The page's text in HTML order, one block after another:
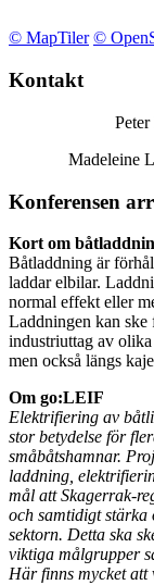
© MapTiler ©
Kontakt
Madeleine
Konferensen
Kort om
Båtladdning är
laddar elbilar.
normal effekt eller
Laddningen kan ske
industriuttag av olika
men också längs
Om go:LEIF
Elektrifiering av
stor betydelse för
småbåtshamnar.
laddning,
mål att Skagerrak-
och samtidigt stärka
sektorn. Detta ska
viktiga målgrupper
Här finns mycket